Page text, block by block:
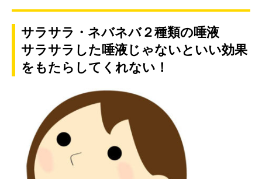
サラサラ・ネバネバ２種類の唾液
サラサラした唾液じゃないといい効果
をもたらしてくれない！